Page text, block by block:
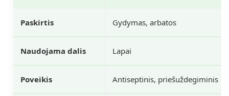
Paskirtis Gydymas, arbatos
Naudojama dalis Lapai
Poveikis Antiseptinis, priešuždegiminis